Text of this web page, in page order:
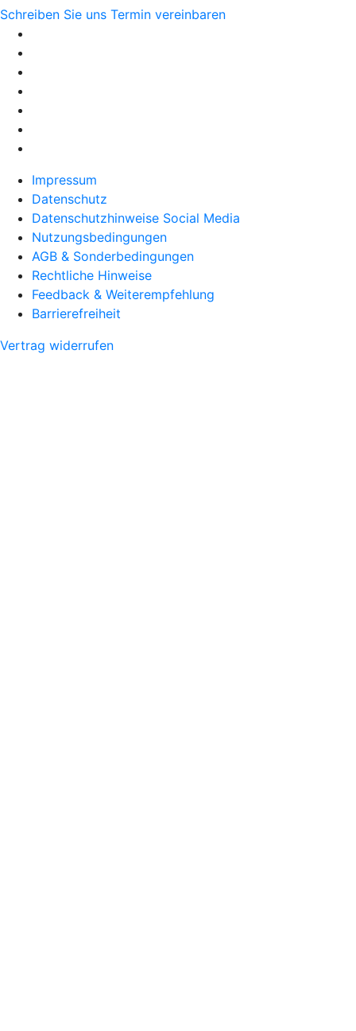
Schreiben Sie uns Termin vereinbaren
Impressum
Datenschutz
Datenschutzhinweise Social Media
Nutzungsbedingungen
AGB & Sonderbedingungen
Rechtliche Hinweise
Feedback & Weiterempfehlung
Barrierefreiheit
Vertrag widerrufen